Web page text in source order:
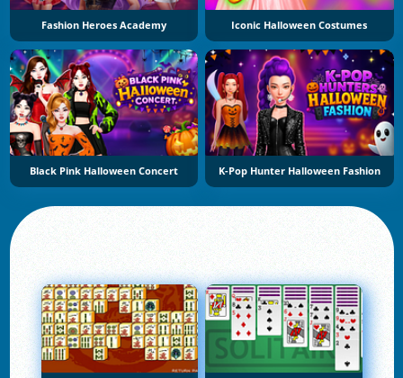
Fashion Heroes Academy Iconic Halloween Costumes
Black Pink Halloween Concert K-Pop Hunter Halloween Fashion